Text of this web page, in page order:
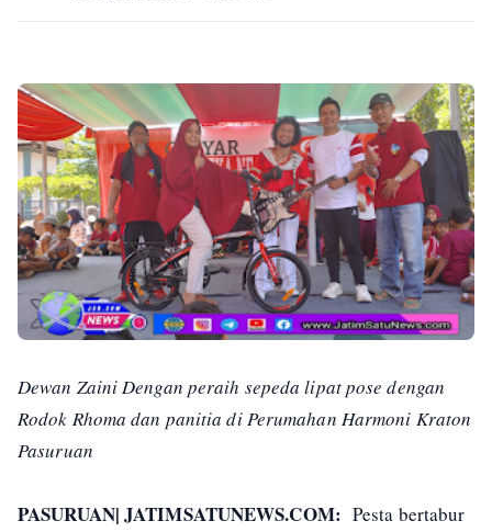
Dewan Zaini Dengan peraih sepeda lipat pose dengan
Rodok Rhoma dan panitia di Perumahan Harmoni Kraton
Pasuruan
PASURUAN| JATIMSATUNEWS.COM: Pesta bertabur